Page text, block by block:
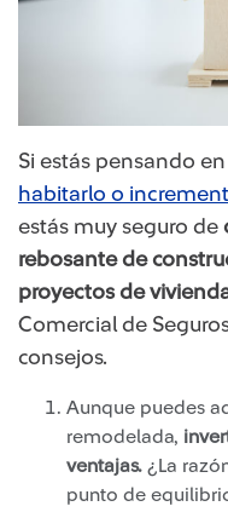
Si estás pensando
habitarlo o
estás muy seguro de
rebosante de
proyectos de
Comercial de
consejos.
Aunque puedes
remodelada,
ventajas. ¿La
punto de